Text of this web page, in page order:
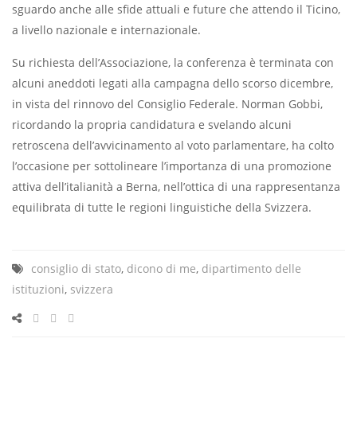
sguardo anche alle sfide attuali e future che attendo il Ticino,
a livello nazionale e internazionale.
Su richiesta dell’Associazione, la conferenza è terminata con
alcuni aneddoti legati alla campagna dello scorso dicembre,
in vista del rinnovo del Consiglio Federale. Norman Gobbi,
ricordando la propria candidatura e svelando alcuni
retroscena dell’avvicinamento al voto parlamentare, ha colto
l’occasione per sottolineare l’importanza di una promozione
attiva dell’italianità a Berna, nell’ottica di una rappresentanza
equilibrata di tutte le regioni linguistiche della Svizzera.
consiglio di stato, dicono di me, dipartimento delle
istituzioni, svizzera